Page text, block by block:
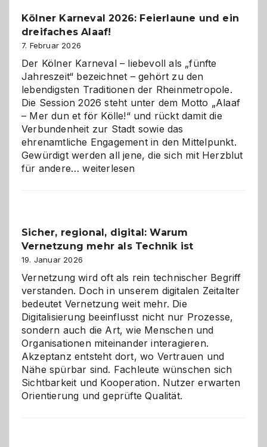
geworden
Kölner Karneval 2026: Feierlaune und ein
dreifaches Alaaf!
7. Februar 2026
Der Kölner Karneval – liebevoll als „fünfte
Jahreszeit“ bezeichnet – gehört zu den
lebendigsten Traditionen der Rheinmetropole.
Die Session 2026 steht unter dem Motto „Alaaf
– Mer dun et för Kölle!“ und rückt damit die
Verbundenheit zur Stadt sowie das
ehrenamtliche Engagement in den Mittelpunkt.
Gewürdigt werden all jene, die sich mit Herzblut
für andere…Kölner
ein
dreifaches
Alaaf!
weiterlesen
Sicher, regional, digital: Warum
Vernetzung mehr als Technik ist
19. Januar 2026
Vernetzung wird oft als rein technischer Begriff
verstanden. Doch in unserem digitalen Zeitalter
bedeutet Vernetzung weit mehr. Die
Digitalisierung beeinflusst nicht nur Prozesse,
sondern auch die Art, wie Menschen und
Organisationen miteinander interagieren.
Akzeptanz entsteht dort, wo Vertrauen und
Nähe spürbar sind. Fachleute wünschen sich
Sichtbarkeit und Kooperation. Nutzer erwarten
Orientierung und geprüfte Qualität.